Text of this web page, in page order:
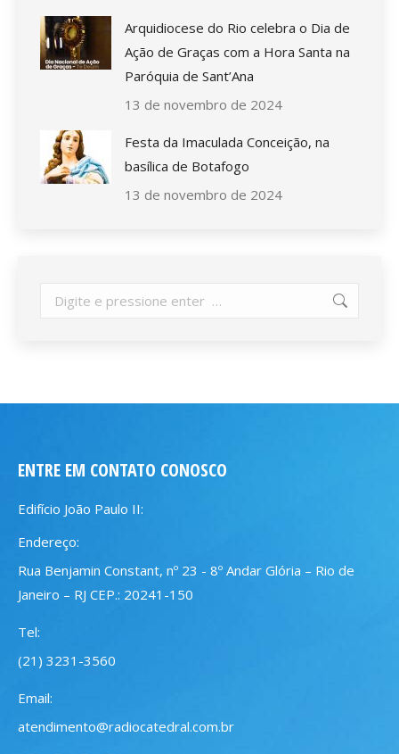
Arquidiocese do Rio celebra o Dia de
Ação de Graças com a Hora Santa na
Paróquia de Sant’Ana
13 de novembro de 2024
Festa da Imaculada Conceição, na
basílica de Botafogo
13 de novembro de 2024
Search:
ENTRE EM CONTATO CONOSCO
Edifício João Paulo II:
Endereço:
Rua Benjamin Constant, nº 23 - 8º Andar Glória – Rio de
Janeiro – RJ CEP.: 20241-150
Tel:
(21) 3231-3560
Email:
atendimento@radiocatedral.com.br